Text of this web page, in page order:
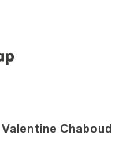
Valentine Chaboud